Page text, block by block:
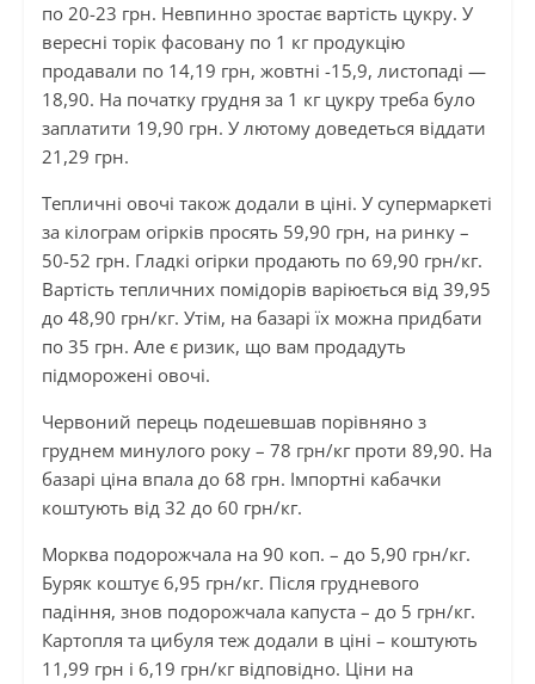
по 20-23 грн. Невпинно зростає вартість цукру. У
вересні торік фасовану по 1 кг продукцію
продавали по 14,19 грн, жовтні -15,9, листопаді —
18,90. На початку грудня за 1 кг цукру треба було
заплатити 19,90 грн. У лютому доведеться віддати
21,29 грн.
Тепличні овочі також додали в ціні. У супермаркеті
за кілограм огірків просять 59,90 грн, на ринку –
50-52 грн. Гладкі огірки продають по 69,90 грн/кг.
Вартість тепличних помідорів варіюється від 39,95
до 48,90 грн/кг. Утім, на базарі їх можна придбати
по 35 грн. Але є ризик, що вам продадуть
підморожені овочі.
Червоний перець подешевшав порівняно з
груднем минулого року – 78 грн/кг проти 89,90. На
базарі ціна впала до 68 грн. Імпортні кабачки
коштують від 32 до 60 грн/кг.
Морква подорожчала на 90 коп. – до 5,90 грн/кг.
Буряк коштує 6,95 грн/кг. Після грудневого
падіння, знов подорожчала капуста – до 5 грн/кг.
Картопля та цибуля теж додали в ціні – коштують
11,99 грн і 6,19 грн/кг відповідно. Ціни на